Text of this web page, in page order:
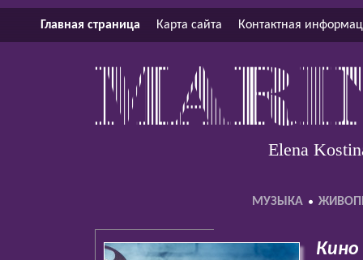
Главная страница Карта сайта Контактная
Elena
МУЗЫКА
Кино